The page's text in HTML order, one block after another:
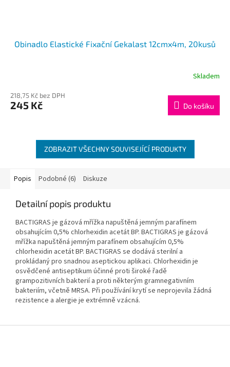
Obinadlo Elastické Fixační Gekalast 12cmx4m, 20kusů
Skladem
218,75 Kč bez DPH
245 Kč Do košíku
ZOBRAZIT VŠECHNY SOUVISEJÍCÍ PRODUKTY
Popis Podobné (6) Diskuze
Detailní popis produktu
BACTIGRAS je gázová mřížka napuštěná jemným parafínem
obsahujícím 0,5% chlorhexidin acetát BP. BACTIGRAS je gázová
mřížka napuštěná jemným parafínem obsahujícím 0,5%
chlorhexidin acetát BP. BACTIGRAS se dodává sterilní a
prokládaný pro snadnou aseptickou aplikaci. Chlorhexidin je
osvědčené antiseptikum účinné proti široké řadě
grampozitivních bakterií a proti některým gramnegativním
bakteriím, včetně MRSA. Při používání krytí se neprojevila žádná
rezistence a alergie je extrémně vzácná.